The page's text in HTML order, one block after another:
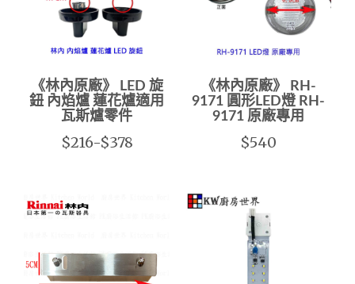
《林內原廠》 LED 旋
鈕 內焰爐 蓮花爐適用
瓦斯爐零件
$216-$378
《林內原廠》 RH-
9171 圓形LED燈 RH-
9171 原廠專用
$540